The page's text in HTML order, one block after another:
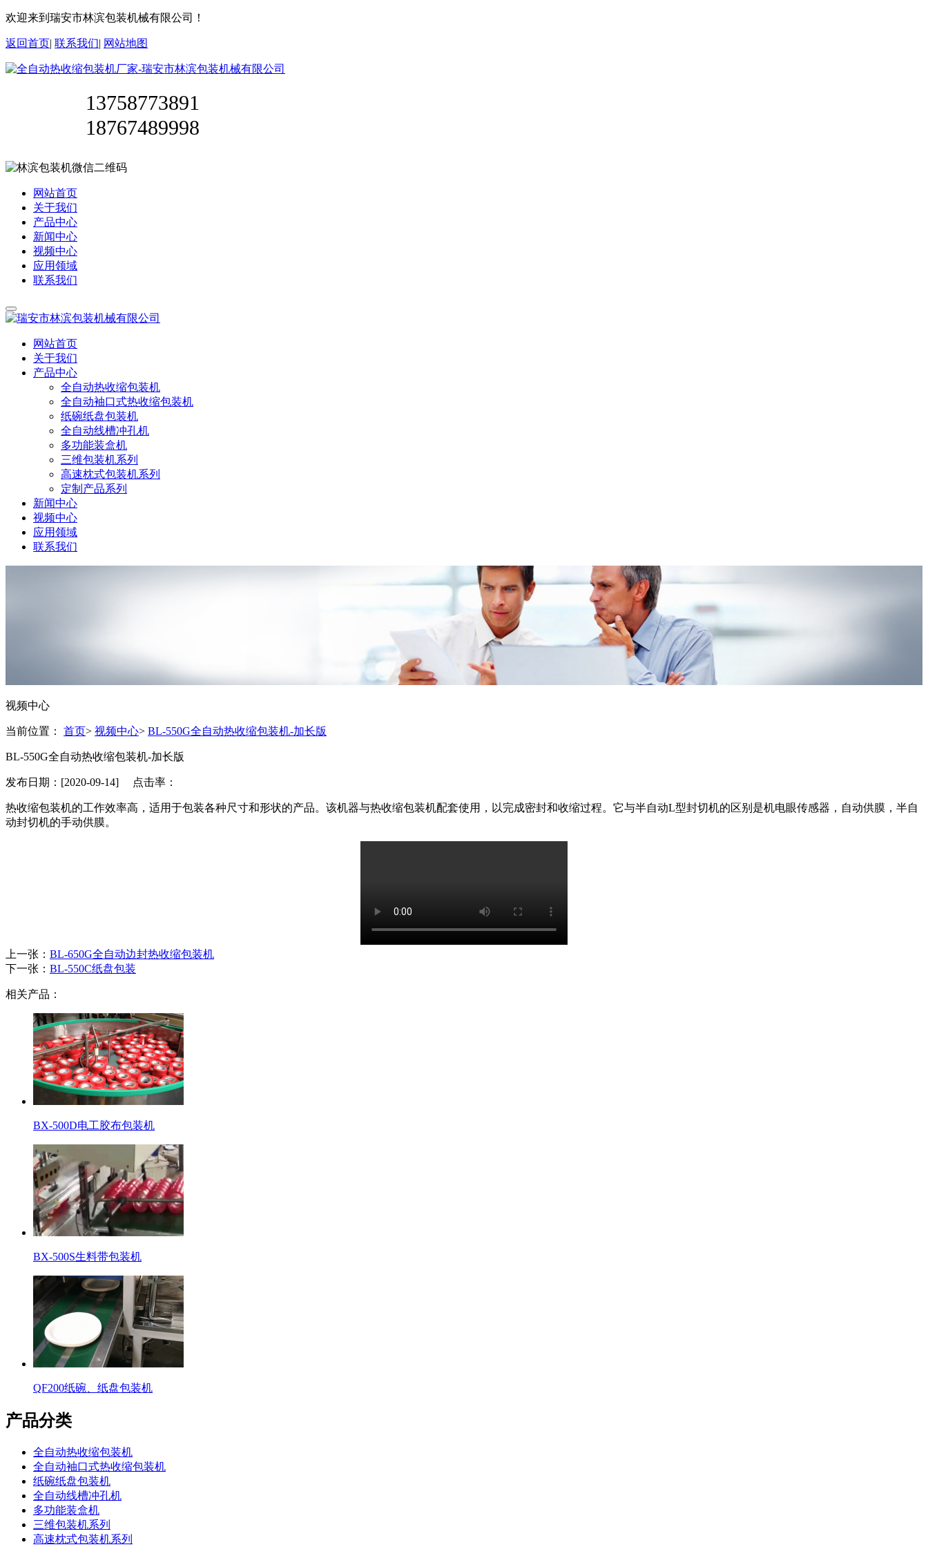
欢迎来到瑞安市林滨包装机械有限公司！
返回首页| 联系我们| 网站地图
13758773891
18767489998
网站首页
关于我们
产品中心
新闻中心
视频中心
应用领域
联系我们
网站首页
关于我们
产品中心
全自动热收缩包装机
全自动袖口式热收缩包装机
纸碗纸盘包装机
全自动线槽冲孔机
多功能装盒机
三维包装机系列
高速枕式包装机系列
定制产品系列
新闻中心
视频中心
应用领域
联系我们
视频中心
当前位置： 首页> 视频中心> BL-550G全自动热收缩包装机-加长版
BL-550G全自动热收缩包装机-加长版
发布日期：[2020-09-14] 点击率：
热收缩包装机的工作效率高，适用于包装各种尺寸和形状的产品。该机器与热收缩包装机配套使用，以完成密封和收缩过程。它与半自动L型封切机的区别是机电眼传感器，自动供膜，半自
动封切机的手动供膜。
上一张： BL-650G全自动边封热收缩包装机
下一张： BL-550C纸盘包装
相关产品：
BX-500D电工胶布包装机
BX-500S生料带包装机
QF200纸碗、纸盘包装机
产品分类
全自动热收缩包装机
全自动袖口式热收缩包装机
纸碗纸盘包装机
全自动线槽冲孔机
多功能装盒机
三维包装机系列
高速枕式包装机系列